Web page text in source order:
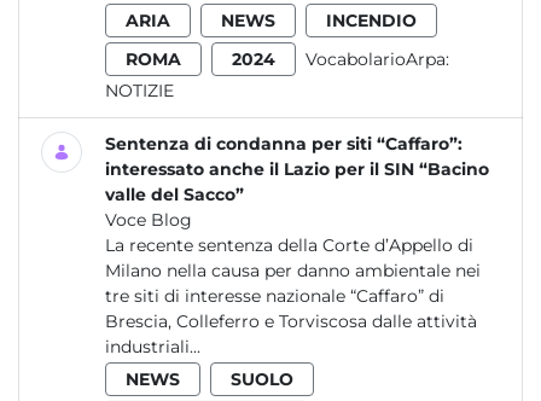
ARIA
NEWS
INCENDIO
ROMA
2024
VocabolarioArpa:
NOTIZIE
Sentenza di condanna per siti “Caffaro”:
interessato anche il Lazio per il SIN “Bacino
valle del Sacco”
Voce Blog
La recente sentenza della Corte d’Appello di
Milano nella causa per danno ambientale nei
tre siti di interesse nazionale “Caffaro” di
Brescia, Colleferro e Torviscosa dalle attività
industriali...
NEWS
SUOLO